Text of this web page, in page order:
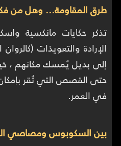
طرق المقاومة… وهل من
تذكر حكايات مانكسية
الإرادة والتعويذات
إلى بديل يُمسك مكانهم ،
حتى القصص التي تُقر
في العمر.
بين السكوبوس ومصاصي